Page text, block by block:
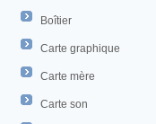
Boîtier
Carte graphique
Carte mère
Carte son